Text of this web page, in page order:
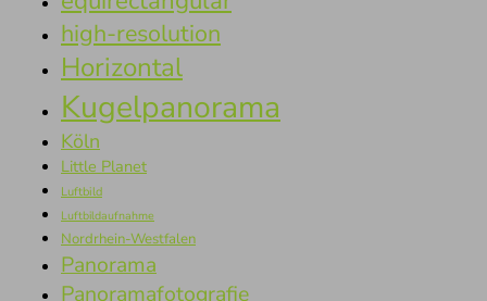
high-resolution
Horizontal
Kugelpanorama
Köln
Little Planet
Luftbild
Luftbildaufnahme
Nordrhein-Westfalen
Panorama
Panoramafotografie